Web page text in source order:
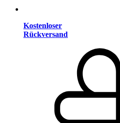
Kostenloser
Rückversand